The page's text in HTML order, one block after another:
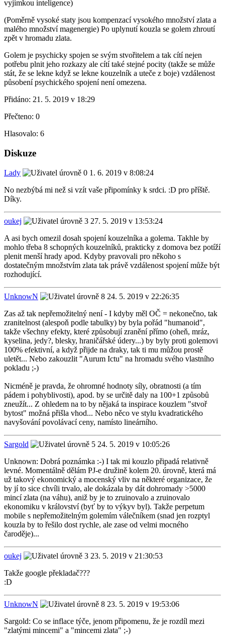
vyjímkou inteligence)
(Poměrně vysoké staty jsou kompenzací vysokého množství zlata a
malého množství magenergie) Po uplynutí kouzla se golem zhroutí
zpět v hromadu zlata.
Golem je psychicky spojen se svým stvořitelem a tak cítí nejen
potřebu plnit jeho rozkazy ale cítí také stejné pocity (takže se může
stát, že se lekne když se lekne kouzelník a uteče z boje) vzdálenost
působení psychického spojení není omezena.
Přidáno: 21. 5. 2019 v 18:29
Přečteno: 0
Hlasovalo: 6
Diskuze
Lady
1. 6. 2019 v 8:08:24
No nezbýbá mi než si vzít vaše připomínky k srdci. :D pro příště.
Díky.
oukej
27. 5. 2019 v 13:53:24
A asi bych omezil dosah spojení kouzelníka a golema. Takhle by
mohlo třeba 8 schopných kouzelníků, prakticky z domova bez potíží
plenit menší hrady apod. Kdyby pravovali pro někoho s
dostatečným množstvím zlata tak právě vzdálenost spojení může být
rozhodující.
UnknowN
24. 5. 2019 v 22:26:35
Zas až tak nepřemožitelný není - I kdyby měl OČ = nekonečno, tak
zranitelnost (alespoň podle tabulky) by byla pořád "humanoid",
takže všechny efekty, které způsobují zranění přímo (oheň, mráz,
kyselina, jedy?, blesky, hraničářské údery...) by byly proti golemovi
100% efektivní, a když přijde na draky, tak ti mu můžou prostě
uletět... Nebo zakouzlit "Aurum Ictu" na hromadu svého vlastního
pokladu ;-)
Nicméně je pravda, že ohromné hodnoty síly, obratnosti (a tím
pádem i pohyblivosti), apod. by se určitě daly na 100+1 způsobů
zneužít... Z ohledem na to by nějaká ta inspirace kouzlem "stvoř
bytost" možná přišla vhod... Nebo něco ve stylu kvadratického
navyšování povolávací ceny, namísto lineárního.
Sargold
24. 5. 2019 v 10:05:26
Unknown: Dobrá poznámka :-) I tak mi kouzlo připadá relativně
levné. Momentálně dělám PJ-e družině kolem 20. úrovně, která má
už takový ekonomický a mocenský vliv na některé organizace, že
by jí to sice chvíli trvalo, ale dokázala by dát dohromady >5000
mincí zlata (na váhu), aniž by je to zruinovalo a zruinovalo
ekonomiku v království (byť by to výkyv byl). Takže perpetum
mobile s nepřemožitelným golemím válečníkem (snad jen rozptyl
kouzla by to řešilo dost rychle, ale zase od velmi mocného
čaroděje)...
oukej
23. 5. 2019 v 21:30:53
Takže google překladač???
:D
UnknowN
23. 5. 2019 v 19:53:06
Sargold: Co se inflace týče, jenom připomenu, že je rozdíl mezi
"zlatými mincemi" a "mincemi zlata" ;-)